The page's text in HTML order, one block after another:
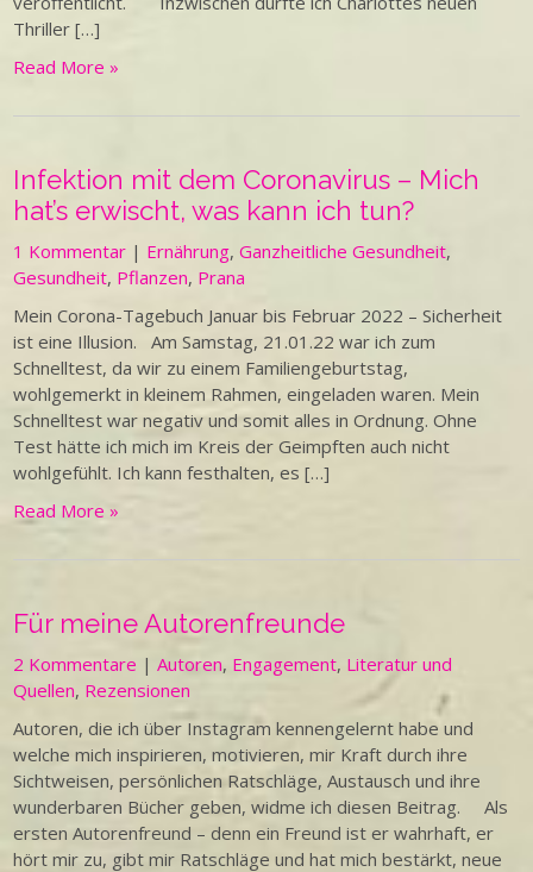
Thriller […]
Read More »
Infektion mit dem Coronavirus – Mich
hat’s erwischt, was kann ich tun?
1 Kommentar | Ernährung,Ganzheitliche Gesundheit,
Gesundheit, Pflanzen, Prana
Mein Corona-Tagebuch Januar bis Februar 2022 – Sicherheit
ist eine Illusion. Am Samstag, 21.01.22 war ich zum
Schnelltest, da wir zu einem Familiengeburtstag,
wohlgemerkt in kleinem Rahmen, eingeladen waren. Mein
Schnelltest war negativ und somit alles in Ordnung. Ohne
Test hätte ich mich im Kreis der Geimpften auch nicht
wohlgefühlt. Ich kann festhalten, es […]
Read More »
Für meine Autorenfreunde
2 Kommentare |Autoren, Engagement, Literatur und
Quellen, Rezensionen
Autoren, die ich über Instagram kennengelernt habe und
welche mich inspirieren, motivieren, mir Kraft durch ihre
Sichtweisen, persönlichen Ratschläge, Austausch und ihre
wunderbaren Bücher geben, widme ich diesen Beitrag. Als
ersten Autorenfreund – denn ein Freund ist er wahrhaft, er
hört mir zu, gibt mir Ratschläge und hat mich bestärkt, neue